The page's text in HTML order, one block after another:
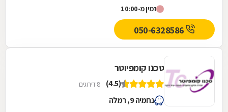
זמין מ-10:00
טכנו קומפיוטר
(4.5) 8 דירוגים
נחמיה 9, רמלה